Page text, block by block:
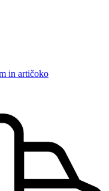
in artičoko